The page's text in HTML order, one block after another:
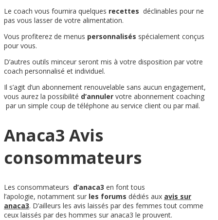
Le coach vous fournira quelques recettes déclinables pour ne
pas vous lasser de votre alimentation.
Vous profiterez de menus personnalisés spécialement conçus
pour vous.
D’autres outils minceur seront mis à votre disposition par votre
coach personnalisé et individuel.
Il s’agit d’un abonnement renouvelable sans aucun engagement,
vous aurez la possibilité d’annuler votre abonnement coaching
par un simple coup de téléphone au service client ou par mail.
Anaca3 Avis
consommateurs
Les consommateurs d’anaca3 en font tous
l’apologie, notamment sur les forums dédiés aux avis sur
anaca3. D’ailleurs les avis laissés par des femmes tout comme
ceux laissés par des hommes sur anaca3 le prouvent.